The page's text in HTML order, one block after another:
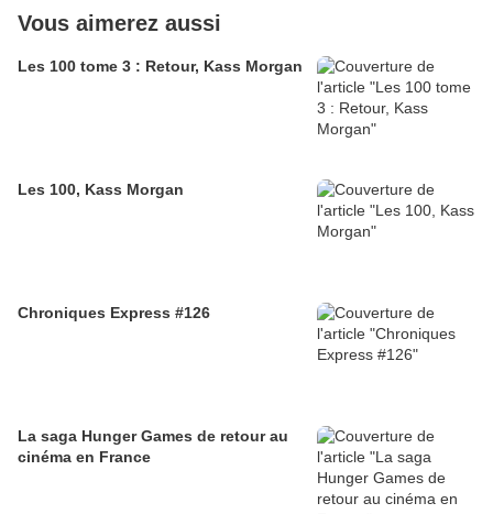
Vous aimerez aussi
Les 100 tome 3 : Retour, Kass Morgan
Les 100, Kass Morgan
Chroniques Express #126
La saga Hunger Games de retour au
cinéma en France